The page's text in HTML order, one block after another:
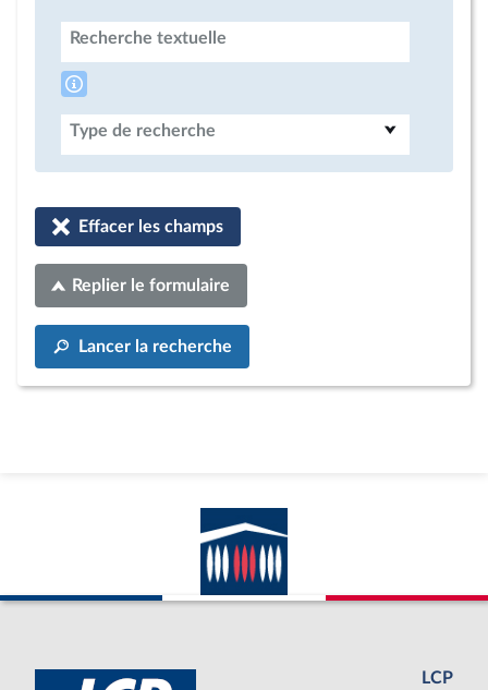
Recherche textuelle
Type de recherche
Effacer les champs
Replier le formulaire
Lancer la recherche
LCP